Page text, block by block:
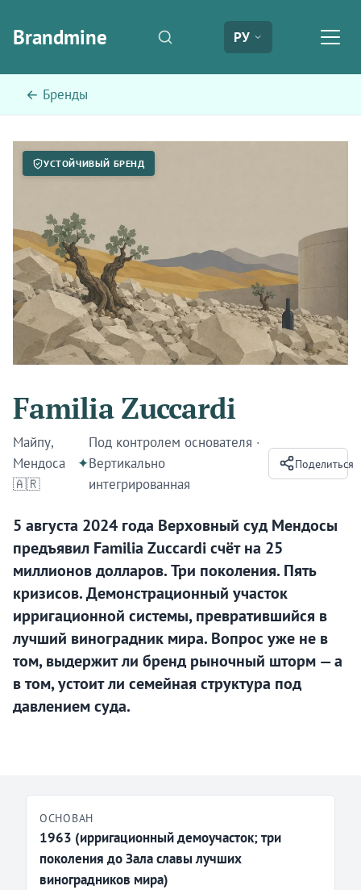
Brandmine РУ
← Бренды
УСТОЙЧИВЫЙ БРЕНД
Familia Zuccardi
Майпу,
Мендоса
🇦🇷
✦
Под контролем основателя ·
Вертикально
интегрированная
Поделиться
5 августа 2024 года Верховный суд Мендосы
предъявил Familia Zuccardi счёт на 25
миллионов долларов. Три поколения. Пять
кризисов. Демонстрационный участок
ирригационной системы, превратившийся в
лучший виноградник мира. Вопрос уже не в
том, выдержит ли бренд рыночный шторм — а
в том, устоит ли семейная структура под
давлением суда.
ОСНОВАН
1963 (ирригационный демоучасток; три
поколения до Зала славы лучших
виноградников мира)